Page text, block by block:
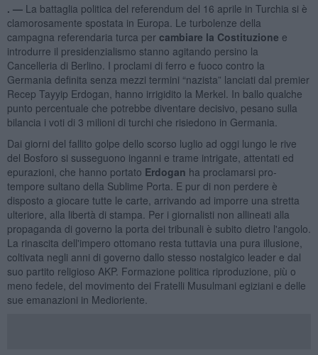
. — La battaglia politica del referendum del 16 aprile in Turchia si è
clamorosamente spostata in Europa. Le turbolenze della
campagna referendaria turca per cambiare la Costituzione e
introdurre il presidenzialismo stanno agitando persino la
Cancelleria di Berlino. I proclami di ferro e fuoco contro la
Germania definita senza mezzi termini “nazista” lanciati dal premier
Recep Tayyip Erdogan, hanno irrigidito la Merkel. In ballo qualche
punto percentuale che potrebbe diventare decisivo, pesano sulla
bilancia i voti di 3 milioni di turchi che risiedono in Germania.
Dai giorni del fallito golpe dello scorso luglio ad oggi lungo le rive
del Bosforo si susseguono inganni e trame intrigate, attentati ed
epurazioni, che hanno portato Erdogan ha proclamarsi pro-
tempore sultano della Sublime Porta. E pur di non perdere è
disposto a giocare tutte le carte, arrivando ad imporre una stretta
ulteriore, alla libertà di stampa. Per i giornalisti non allineati alla
propaganda di governo la porta dei tribunali è subito dietro l'angolo.
La rinascita dell'impero ottomano resta tuttavia una pura illusione,
coltivata negli anni di governo dallo stesso nostalgico leader e dal
suo partito religioso AKP. Formazione politica riproduzione, più o
meno fedele, del movimento dei Fratelli Musulmani egiziani e delle
sue emanazioni in Medioriente.